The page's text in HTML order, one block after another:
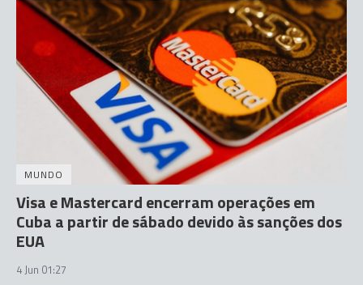
MUNDO
Visa e Mastercard encerram operações em
Cuba a partir de sábado devido às sanções dos
EUA
4 Jun 01:27